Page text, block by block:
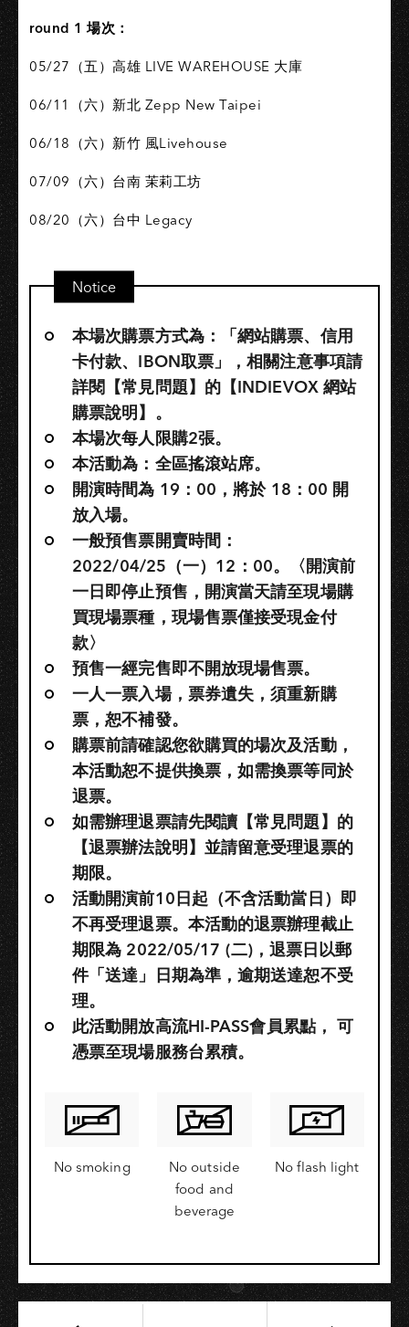
round 1 場次：
05/27（五）高雄 LIVE WAREHOUSE 大庫
06/11（六）新北 Zepp New Taipei
06/18（六）新竹 風Livehouse
07/09（六）台南 茉莉工坊
08/20（六）台中 Legacy
Notice
本場次購票方式為：「網站購票、信用
卡付款、IBON取票」，相關注意事項請
詳閱【常見問題】的【INDIEVOX 網站
購票說明】。
本場次每人限購2張。
本活動為：全區搖滾站席。
開演時間為 19：00，將於 18：00 開
放入場。
一般預售票開賣時間：
2022/04/25（一）12：00。〈開演前
一日即停止預售，開演當天請至現場購
買現場票種，現場售票僅接受現金付
款〉
預售一經完售即不開放現場售票。
一人一票入場，票券遺失，須重新購
票，恕不補發。
購票前請確認您欲購買的場次及活動，
本活動恕不提供換票，如需換票等同於
退票。
如需辦理退票請先閱讀【常見問題】的
【退票辦法說明】並請留意受理退票的
期限。
活動開演前10日起（不含活動當日）即
不再受理退票。本活動的退票辦理截止
期限為 2022/05/17 (二)，退票日以郵
件「送達」日期為準，逾期送達恕不受
理。
此活動開放高流HI-PASS會員累點，​ 可
憑票至現場服務台累積。
No smoking
No outside
food and
beverage
No flash light